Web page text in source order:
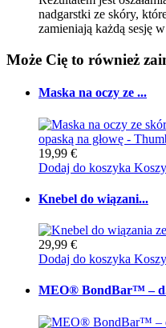
nadgarstki ze skóry,
zamieniają każdą sesję w
Może Cię to również
Maska na oczy ze ...
19,99 €
Dodaj do koszyka
Knebel do wiązani...
29,99 €
Dodaj do koszyka
MEO® BondBar™ –